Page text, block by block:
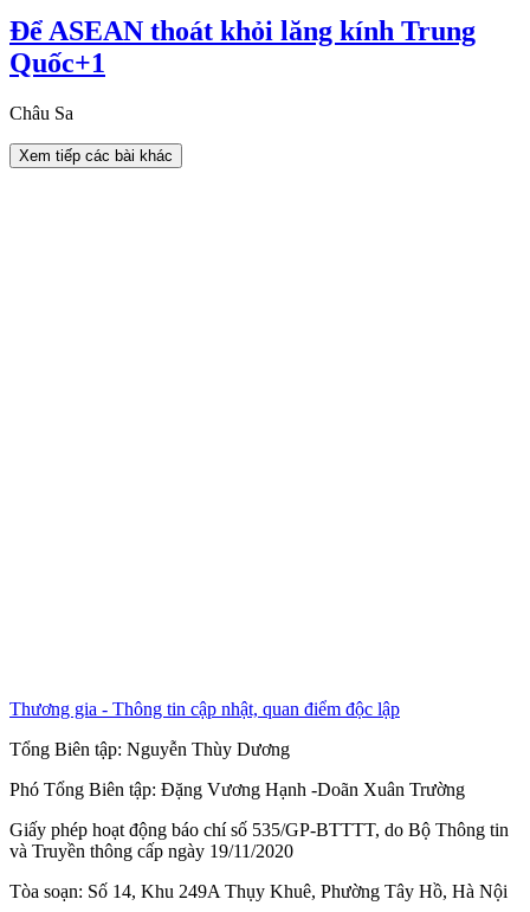
Để ASEAN thoát khỏi lăng kính Trung
Quốc+1
Châu Sa
Xem tiếp các bài khác
Thương gia - Thông tin cập nhật, quan điểm độc lập
Tổng Biên tập: Nguyễn Thùy Dương
Phó Tổng Biên tập: Đặng Vương Hạnh -Doãn Xuân Trường
Giấy phép hoạt động báo chí số 535/GP-BTTTT, do Bộ Thông tin
và Truyền thông cấp ngày 19/11/2020
Tòa soạn: Số 14, Khu 249A Thụy Khuê, Phường Tây Hồ, Hà Nội